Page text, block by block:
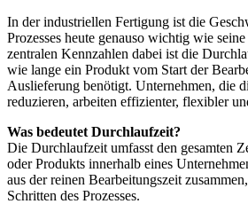
In der industriellen Fertigung ist die
Prozesses heute genauso wichtig wie
zentralen Kennzahlen dabei ist die
wie lange ein Produkt vom Start der
Auslieferung benötigt. Unternehmen, die
reduzieren, arbeiten effizienter, flexibler
Was bedeutet Durchlaufzeit?
Die Durchlaufzeit umfasst den gesamten
oder Produkts innerhalb eines
aus der reinen Bearbeitungszeit
Schritten des Prozesses.